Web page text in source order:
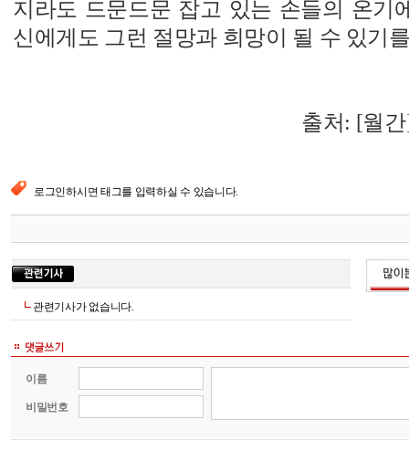
지라도 드문드문 잡고 있는 손들의 온기
신에게도 그런 절망과 희망이 될 수 있기
출처: [월
로그인하시면 태그를 입력하실 수 있습니다.
관련기사가 없습니다.
이름
비밀번호